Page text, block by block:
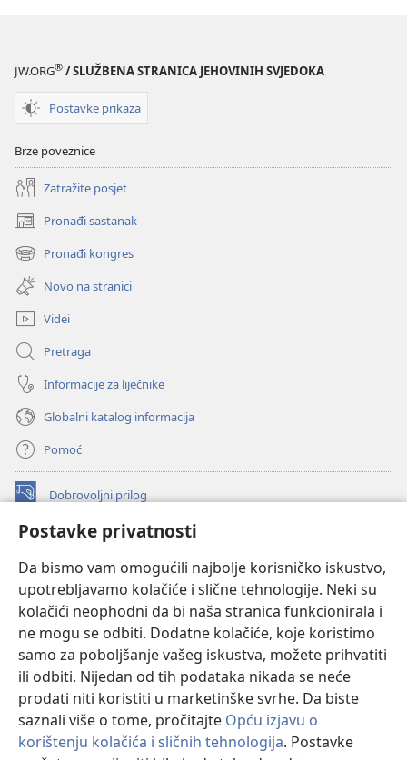
Postavke privatnosti
Da bismo vam omogućili najbolje korisničko iskustvo,
upotrebljavamo kolačiće i slične tehnologije. Neki su
kolačići neophodni da bi naša stranica funkcionirala i
ne mogu se odbiti. Dodatne kolačiće, koje koristimo
samo za poboljšanje vašeg iskustva, možete prihvatiti
ili odbiti. Nijedan od tih podataka nikada se neće
prodati niti koristiti u marketinške svrhe. Da biste
saznali više o tome, pročitajte Opću izjavu o
korištenju kolačića i sličnih tehnologija. Postavke
JW.ORG® / SLUŽBENA STRANICA JEHOVINIH SVJEDOKA
Postavke prikaza
Brze poveznice
Zatražite posjet
Pronađi sastanak
(otvara
se
novi
prozor)
Pronađi kongres
(otvara
se
novi
prozor)
Novo na stranici
Videi
Pretraga
Informacije za liječnike
Globalni katalog informacija
Pomoć
Dobrovoljni prilog
(otvara
novi
INTERNETSKA BIBLIOTEKA Watchtower
se
novi
prozor)
JW Hub
(otvara
se
novi
JW Library
Watchtower Library